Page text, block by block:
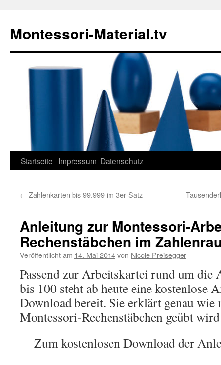
springen
Montessori-Material.tv
Startseite Impressum Datenschutz
← Zahlenkarten bis 99.999 im 3er-Satz
Anleitung zur Montessori-
Rechenstäbchen im
Veröffentlicht am 14. Mai 2014von Nicole Preisegger
Passend zur Arbeitskartei rund um die
bis 100 steht ab heute eine kostenlose
Download bereit. Sie erklärt genau
Montessori-Rechenstäbchen geübt
Zum kostenlosen Download der